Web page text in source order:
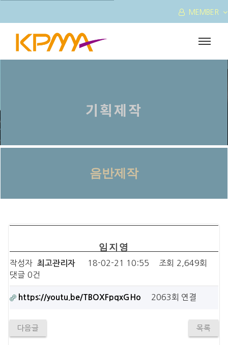
MEMBER
기획제작
음반제작
임지영
작성자 최고관리자 18-02-21 10:55 조회
2,649회
댓글 0건
https://youtu.be/TBOXFpqxGHo 2063회 연결
다음글 목록